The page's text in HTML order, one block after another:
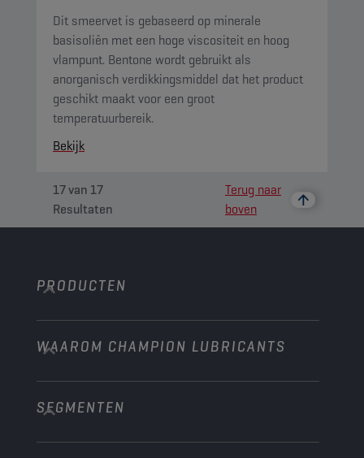
Dit smeervet is gebaseerd op minerale
basisoliën met een hoge viscositeit en hoog
vlampunt. Bentone wordt gebruikt als
anorganisch verdikkingsmiddel dat het product
geschikt maakt voor een groot
temperatuurbereik.
Bekijk
17van 17
Resultaten
Terug naar
boven
PRODUCTEN
Personenwagens
Bussen & Vrachtwagens
Bouw en mijnbouw
WAAROM CHAMPION LUBRICANTS
Over ons
Technology
SEGMENTEN